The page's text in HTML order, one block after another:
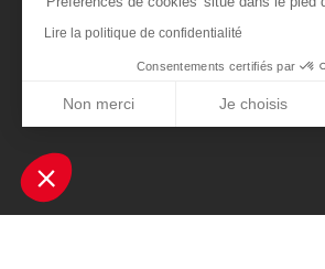
Lire la politique de confidentialité
Consentements certifiés par
Non merci Je choisis
Notre plateforme vous permet d'adapter